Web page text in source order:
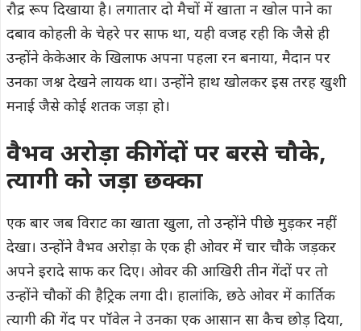
रौद्र रूप दिखाया है। लगातार दो मैचों में खाता न खोल पाने का
दबाव कोहली के चेहरे पर साफ था, यही वजह रही कि जैसे ही
उन्होंने केकेआर के खिलाफ अपना पहला रन बनाया, मैदान पर
उनका जश्न देखने लायक था। उन्होंने हाथ खोलकर इस तरह खुशी
मनाई जैसे कोई शतक जड़ा हो।
वैभव अरोड़ा की गेंदों पर बरसे चौके,
त्यागी को जड़ा छक्का
एक बार जब विराट का खाता खुला, तो उन्होंने पीछे मुड़कर नहीं
देखा। उन्होंने वैभव अरोड़ा के एक ही ओवर में चार चौके जड़कर
अपने इरादे साफ कर दिए। ओवर की आखिरी तीन गेंदों पर तो
उन्होंने चौकों की हैट्रिक लगा दी। हालांकि, छठे ओवर में कार्तिक
त्यागी की गेंद पर पॉवेल ने उनका एक आसान सा कैच छोड़ दिया,